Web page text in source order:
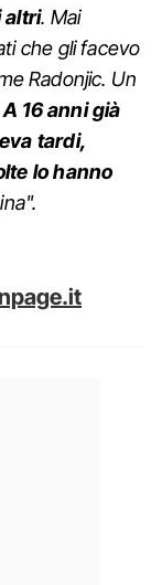
altri. Mai
che gli facevo
Radonjic. Un
A 16 anni già
tardi,
lo hanno